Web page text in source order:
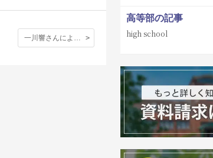
一川響さんによる津軽三味線ワークショップ 「体験記」〈第３弾〉
高等部の記事
high school